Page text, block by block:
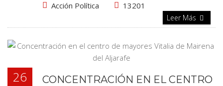
Acción Política 13201
Leer Más
26
CONCENTRACIÓN EN EL CENTRO